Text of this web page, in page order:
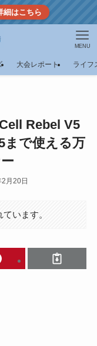
細はこちら
MENU
大会レポート ライフ
Rebel V5
まで使える万
月20日
います。